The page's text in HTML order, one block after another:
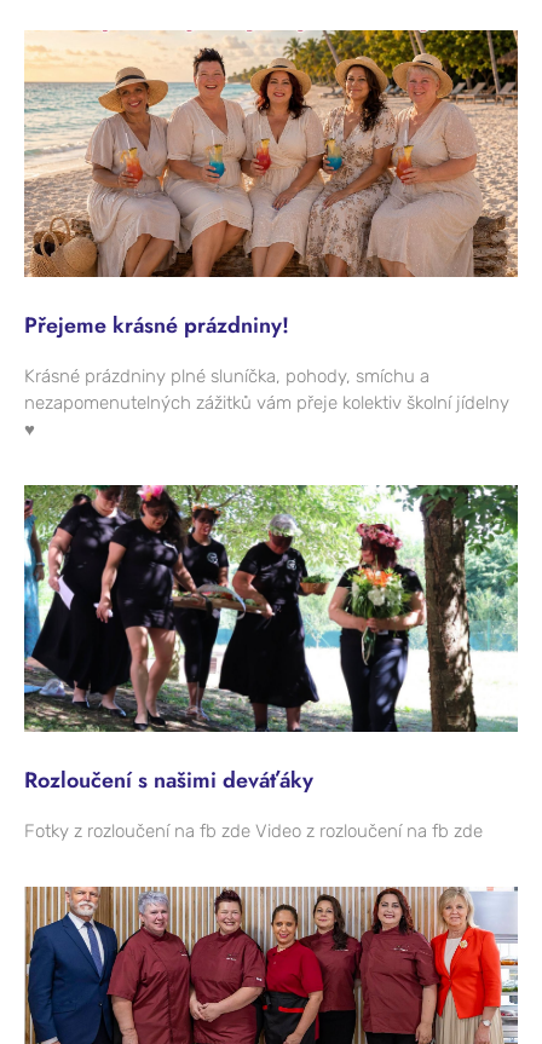
Přejeme krásné prázdniny!
Krásné prázdniny plné sluníčka, pohody, smíchu a
nezapomenutelných zážitků vám přeje kolektiv školní jídelny
♥
Rozloučení s našimi deváťáky
Fotky z rozloučení na fb zde Video z rozloučení na fb zde